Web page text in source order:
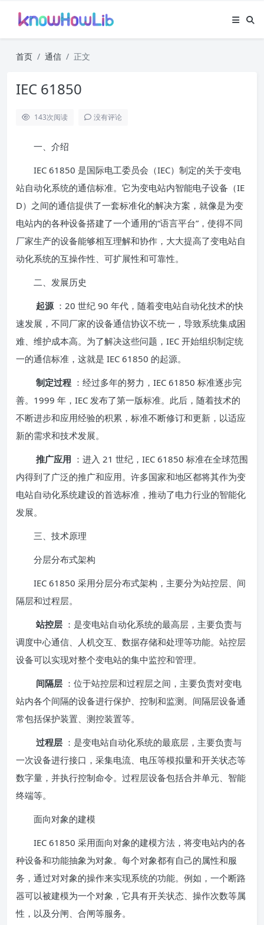
首页 通信 正文
IEC 61850
143次阅读 没有评论
一、介绍
IEC 61850 是国际电工委员会（IEC）制定的关于变电
站自动化系统的通信标准。它为变电站内智能电子设备（IE
D）之间的通信提供了一套标准化的解决方案，就像是为变
电站内的各种设备搭建了一个通用的“语言平台”，使得不同
厂家生产的设备能够相互理解和协作，大大提高了变电站自
动化系统的互操作性、可扩展性和可靠性。
二、发展历史
起源 ：20 世纪 90 年代，随着变电站自动化技术的快
速发展，不同厂家的设备通信协议不统一，导致系统集成困
难、维护成本高。为了解决这些问题，IEC 开始组织制定统
一的通信标准，这就是 IEC 61850 的起源。
制定过程 ：经过多年的努力，IEC 61850 标准逐步完
善。1999 年，IEC 发布了第一版标准。此后，随着技术的
不断进步和应用经验的积累，标准不断修订和更新，以适应
新的需求和技术发展。
推广应用 ：进入 21 世纪，IEC 61850 标准在全球范围
内得到了广泛的推广和应用。许多国家和地区都将其作为变
电站自动化系统建设的首选标准，推动了电力行业的智能化
发展。
三、技术原理
分层分布式架构
IEC 61850 采用分层分布式架构，主要分为站控层、间
隔层和过程层。
站控层 ：是变电站自动化系统的最高层，主要负责与
调度中心通信、人机交互、数据存储和处理等功能。站控层
设备可以实现对整个变电站的集中监控和管理。
间隔层 ：位于站控层和过程层之间，主要负责对变电
站内各个间隔的设备进行保护、控制和监测。间隔层设备通
常包括保护装置、测控装置等。
过程层 ：是变电站自动化系统的最底层，主要负责与
一次设备进行接口，采集电流、电压等模拟量和开关状态等
数字量，并执行控制命令。过程层设备包括合并单元、智能
终端等。
面向对象的建模
IEC 61850 采用面向对象的建模方法，将变电站内的各
种设备和功能抽象为对象。每个对象都有自己的属性和服
务，通过对对象的操作来实现系统的功能。例如，一个断路
器可以被建模为一个对象，它具有开关状态、操作次数等属
性，以及分闸、合闸等服务。